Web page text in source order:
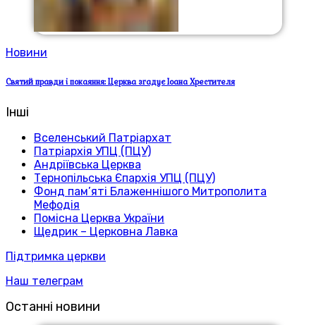
Новини
Святий правди і покаяння: Церква згадує Іоана Хрестителя
Інші
Вселенський Патріархат
Патріархія УПЦ (ПЦУ)
Андріївська Церква
Тернопільська Єпархія УПЦ (ПЦУ)
Фонд пам’яті Блаженнішого Митрополита
Мефодія
Помісна Церква України
Щедрик – Церковна Лавка
Підтримка церкви
Наш телеграм
Останні новини